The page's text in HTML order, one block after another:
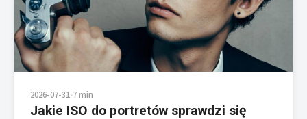
2026-07-31•7 min
Jakie ISO do portretów sprawdzi się